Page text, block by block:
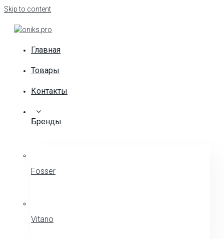
Skip to content
Главная
Товары
Контакты
Бренды
Fosser
Vitano